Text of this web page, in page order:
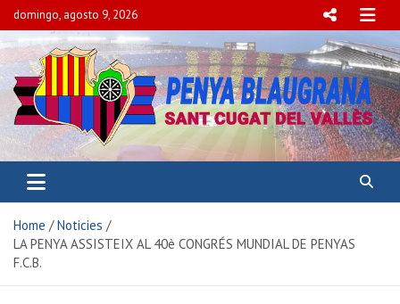
domingo, agosto 9, 2026
PENYA BLAUGRANA
SANT CUGAT DEL VALLÈS
Home
Noticies
LA PENYA ASSISTEIX AL 40è CONGRÉS MUNDIAL DE PENYAS
F.C.B.